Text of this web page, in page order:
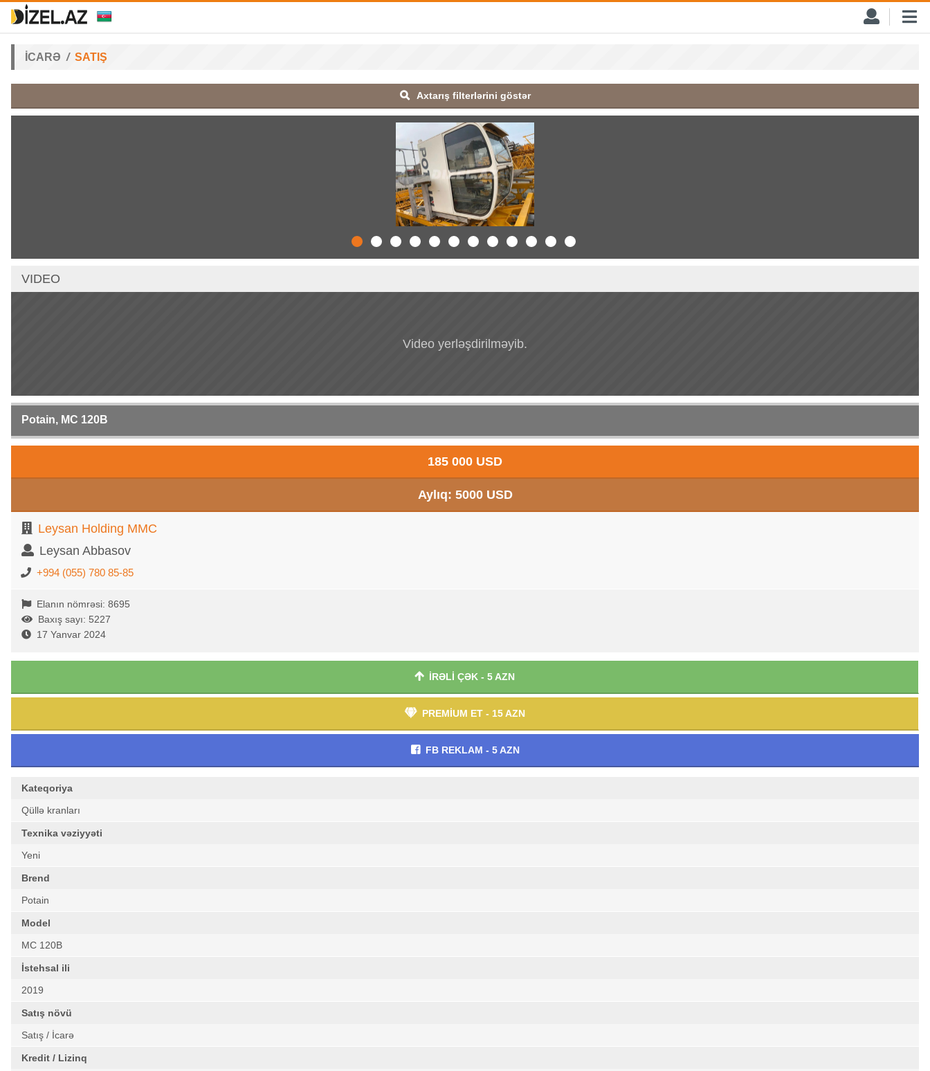
İCARƏ SATIŞ
Axtarış filterlərini göstər
VIDEO
Video yerləşdirilməyib.
Potain, MC 120B
185 000 USD
Aylıq: 5000 USD
Leysan Holding MMC
Leysan Abbasov
+994 (055) 780 85-85
Elanın nömrəsi: 8695
Baxış sayı: 5227
17 Yanvar 2024
İRƏLİ ÇƏK - 5 AZN
PREMİUM ET - 15 AZN
FB REKLAM - 5 AZN
Kateqoriya
Qüllə kranları
Texnika vəziyyəti
Yeni
Brend
Potain
Model
MC 120B
İstehsal ili
2019
Satış növü
Satış / İcarə
Kredit / Lizinq